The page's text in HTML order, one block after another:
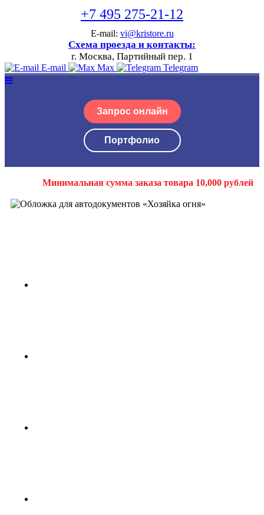
+7 495 275-21-12
E-mail: vi@kristore.ru
Схема проезда и контакты:
г. Москва, Партийный пер. 1
E-mail Max Telegram
Запрос онлайн
Портфолио
Минимальная сумма заказа товара 10,000 рублей